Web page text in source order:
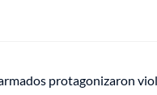
protagonizaron